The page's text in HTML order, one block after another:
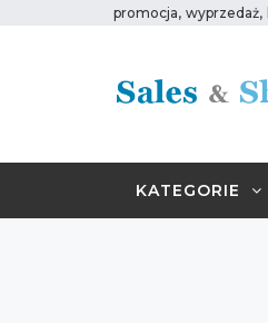
promocja, wyprzedaż,
KATEGORIE